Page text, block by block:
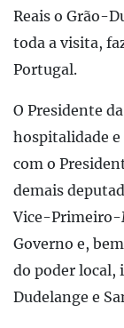
Reais o Grão-
toda a visita,
Portugal.
O Presidente
hospitalidade
com o
demais
Vice-Primeiro-
Governo e,
do poder local,
Dudelange e